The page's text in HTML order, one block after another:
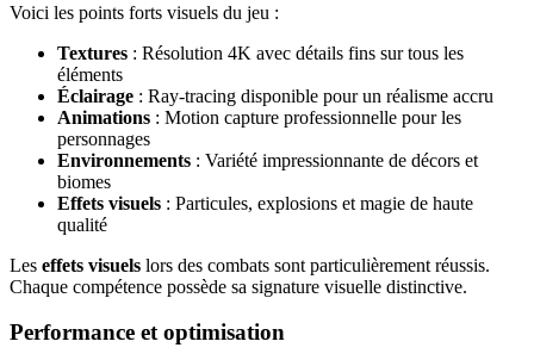
Voici les points forts visuels du jeu :
Textures : Résolution 4K avec détails fins sur tous les
éléments
Éclairage : Ray-tracing disponible pour un réalisme accru
Animations : Motion capture professionnelle pour les
personnages
Environnements : Variété impressionnante de décors et
biomes
Effets visuels : Particules, explosions et magie de haute
qualité
Les effets visuels lors des combats sont particulièrement réussis.
Chaque compétence possède sa signature visuelle distinctive.
Performance et optimisation